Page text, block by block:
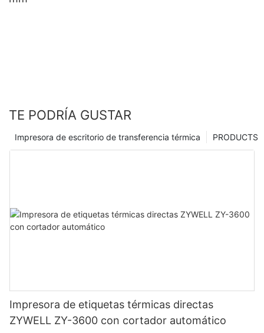
TE PODRÍA GUSTAR
PRODUCTS
Impresora de escritorio de transferencia térmica
Impresora de etiquetas térmicas directas
ZYWELL ZY-3600 con cortador automático